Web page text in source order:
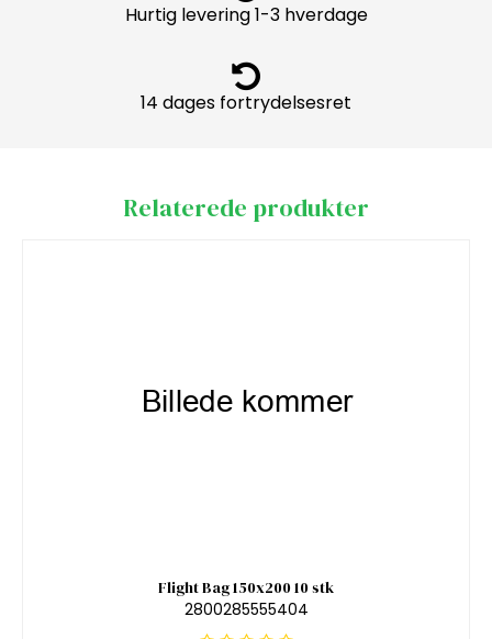
Hurtig levering 1-3 hverdage
14 dages fortrydelsesret
Relaterede produkter
Flight Bag 150x200 10 stk
2800285555404